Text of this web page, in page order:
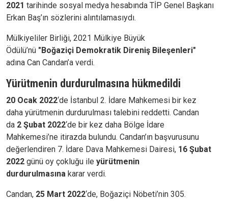
2021 tarihinde sosyal medya hesabında TİP Genel Başkanı
Erkan Baş’ın sözlerini alıntılamasıydı.
Mülkiyeliler Birliği, 2021 Mülkiye Büyük
Ödülü’nü "Boğaziçi Demokratik Direniş Bileşenleri"
adına Can Candan’a verdi.
Yürütmenin durdurulmasına hükmedildi
20 Ocak 2022‘de İstanbul 2. İdare Mahkemesi bir kez
daha yürütmenin durdurulması talebini reddetti. Candan
da 2 Şubat 2022‘de bir kez daha Bölge İdare
Mahkemesi’ne itirazda bulundu. Candan’ın başvurusunu
değerlendiren 7. İdare Dava Mahkemesi Dairesi, 16 Şubat
2022 günü oy çokluğu ile yürütmenin
durdurulmasına karar verdi.
Candan, 25 Mart 2022‘de, Boğaziçi Nöbeti’nin 305.